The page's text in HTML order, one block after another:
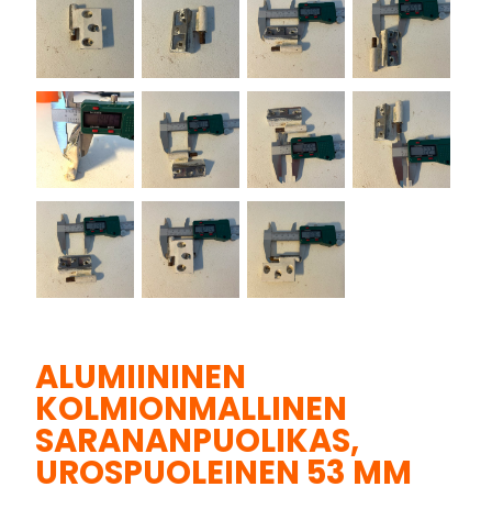
ALUMIININEN
KOLMIONMALLINEN
SARANANPUOLIKAS,
UROSPUOLEINEN 53 MM